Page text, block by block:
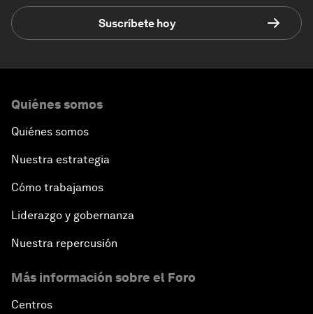
Suscríbete hoy
Quiénes somos
Quiénes somos
Nuestra estrategia
Cómo trabajamos
Liderazgo y gobernanza
Nuestra repercusión
Más información sobre el Foro
Centros